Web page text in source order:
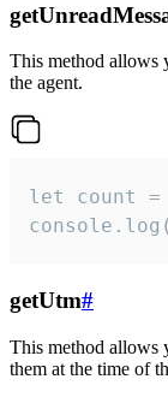
This method allows
the agent.
let count =
getUtm#
This method allows
them at the time of